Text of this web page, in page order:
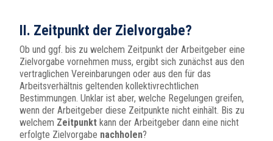
II. Zeitpunkt der Zielvorgabe?
Ob und ggf. bis zu welchem Zeitpunkt der Arbeitgeber eine
Zielvorgabe vornehmen muss, ergibt sich zunächst aus den
vertraglichen Vereinbarungen oder aus den für das
Arbeitsverhältnis geltenden kollektivrechtlichen
Bestimmungen. Unklar ist aber, welche Regelungen greifen,
wenn der Arbeitgeber diese Zeitpunkte nicht einhält. Bis zu
welchem Zeitpunkt kann der Arbeitgeber dann eine nicht
erfolgte Zielvorgabe nachholen?